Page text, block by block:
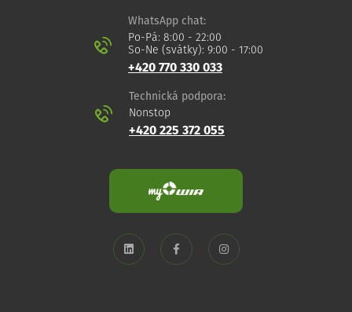
WhatsApp chat:
Po-Pá: 8:00 - 22:00
So-Ne (svátky): 9:00 - 17:00
+420 770 330 033
Technická podpora:
Nonstop
+420 225 372 055